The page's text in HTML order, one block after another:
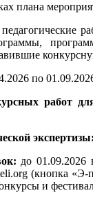
плана
по
работ
экспертизы:
до 01.09.2026
(кнопка «Э-
и